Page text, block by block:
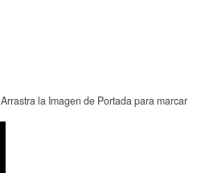
Arrastra la Imagen de Portada para marcar